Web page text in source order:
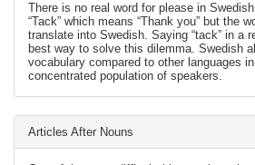
There is no real word for please in
“Tack” which means “Thank you” but the
translate into Swedish. Saying “tack” in a
best way to solve this dilemma. Swedish
vocabulary compared to other languages
concentrated population of speakers.
Articles After Nouns